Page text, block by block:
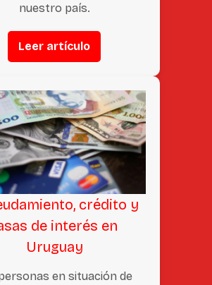
nuestro país.
Leer artículo
crédito y
de interés en
Uruguay
en situación de